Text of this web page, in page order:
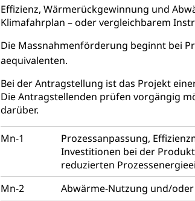
Effizienz, Wärmerückgewinnung und
Klimafahrplan – oder vergleichbarem
Die Massnahmenförderung beginnt bei
aequivalenten.
Bei der Antragstellung ist das Projekt
Die Antragstellenden prüfen vorgängig
darüber.
Mn-1
Prozessanpassung,
Investitionen bei der
reduzierten
Mn-2
Abwärme-Nutzung und/
Zivilstandswesen
Adoption
Adoptivkind, Adoptiveltern,
Adoption
Aufenthaltsbewilligungen
Niederlassungsbewilligung, Aufenthalt,
Amt für Migration
Ausweise und Bescheinigungen
Reisepass, Identitätskarte, Visum,
Jagdausweis, Fischereiausweis
Reisepass, Identitätskarte
Einbürgerung
Nationalität, Staatsangehörigkeit,
Einbürgerungsverfahren